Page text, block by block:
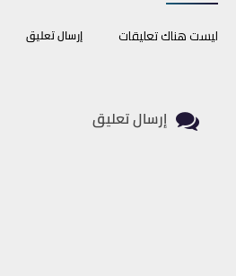
ليست هناك تعليقات إرسال تعليق
إرسال تعليق